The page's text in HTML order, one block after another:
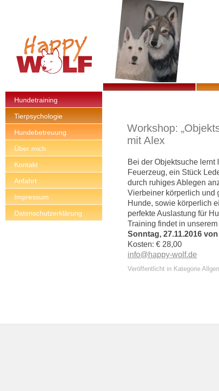
Hundetraining
Tierpsychologie
Hundebetreuung
Über mich
Kontakt
Anfahrt
Impressum
Datenschutzerklärung
Workshop:
mit Alex
Bei der Objektsuche lernt
Feuerzeug, ein Stück
durch ruhiges Ablegen
Vierbeiner körperlich und
Hunde, sowie körperlich
perfekte Auslastung für
Training findet in
Sonntag, 27.11.2016
Kosten: € 28,00
info@happy-wolf.de
Veröffentlicht in Kategorie